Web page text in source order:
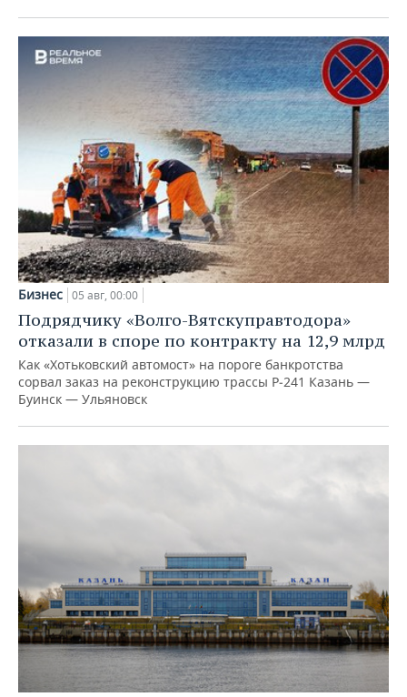
Бизнес 05 авг, 00:00
Подрядчику «Волго-Вятскуправтодора»
отказали в споре по контракту на 12,9 млрд
Как «Хотьковский автомост» на пороге банкротства
сорвал заказ на реконструкцию трассы Р‑241 Казань —
Буинск — Ульяновск